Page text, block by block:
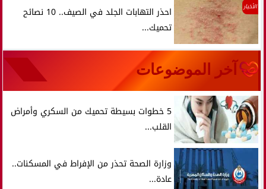
الأخبار
احذر التهابات الجلد في الصيف.. 10 نصائح
تحميك...
آخر الموضوعات
5 خطوات بسيطة تحميك من السكري وأمراض
القلب...
وزارة الصحة تحذر من الإفراط في المسكنات..
عادة...